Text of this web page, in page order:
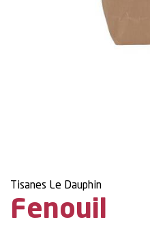
Tisanes Le Dauphin
Fenouil